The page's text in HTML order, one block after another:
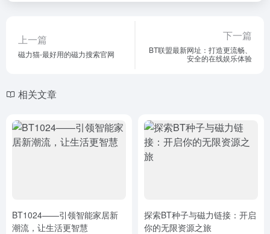
上一篇
磁力猫-最好用的磁力搜索官网
下一篇
BT联盟最新网址：打造更流畅、
安全的在线娱乐体验
相关文章
BT1024——引领智能家居新
潮流，让生活更智慧
探索BT种子与磁力链接：开启
你的无限资源之旅